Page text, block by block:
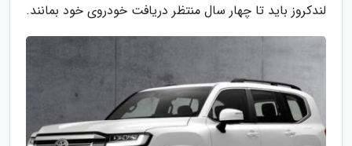
لندکروز باید تا چهار سال منتظر دریافت خودروی خود بمانند.